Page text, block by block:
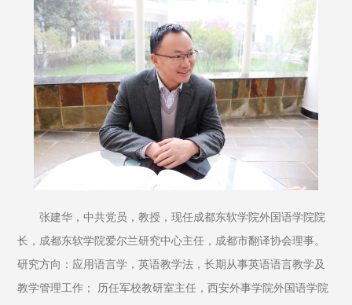
张建华，中共党员，教授，现任成都东软学院外国语学院院
长，成都东软学院爱尔兰研究中心主任，成都市翻译协会理事。
研究方向：应用语言学，英语教学法，长期从事英语语言教学及
教学管理工作； 历任军校教研室主任，西安外事学院外国语学院